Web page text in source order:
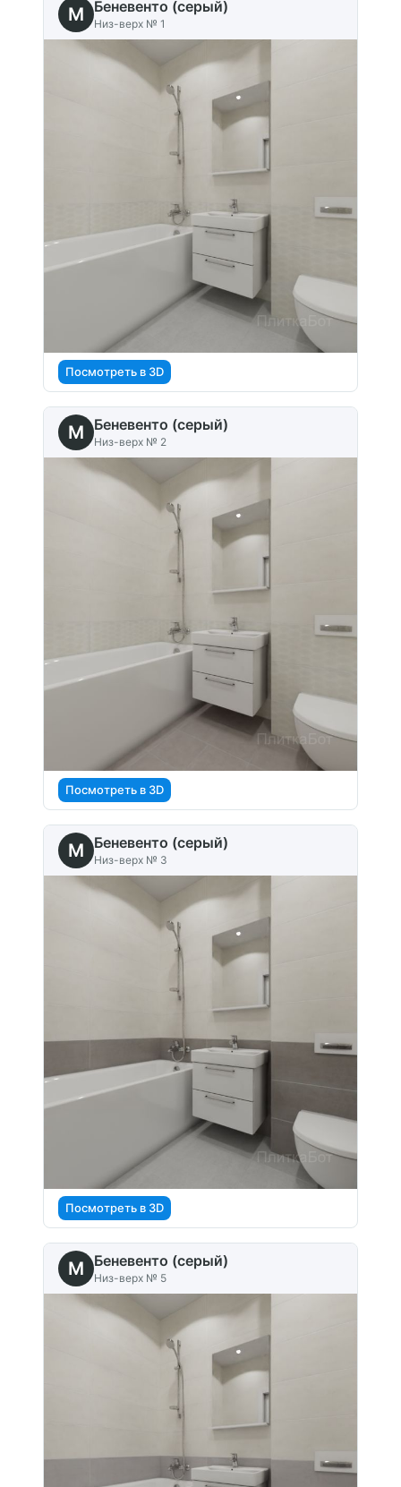
M Беневенто (серый)
Низ-верх № 1
Посмотреть в 3D
M Беневенто (серый)
Низ-верх № 2
Посмотреть в 3D
M Беневенто (серый)
Низ-верх № 3
Посмотреть в 3D
M Беневенто (серый)
Низ-верх № 5